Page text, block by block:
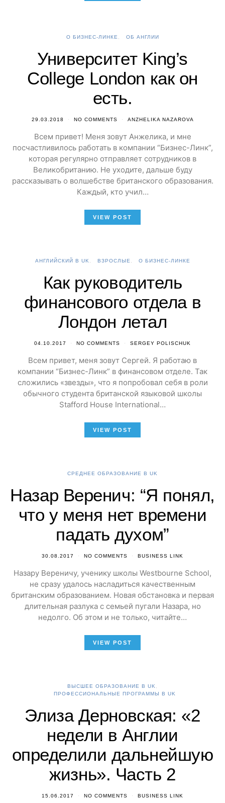
О БИЗНЕС-ЛИНКЕ ОБ АНГЛИИ
Университет King’s
College London как он
есть.
29.03.2018 NO COMMENTS ANZHELIKA NAZAROVA
Всем привет! Меня зовут Анжелика, и мне
посчастливилось работать в компании “Бизнес-Линк”,
которая регулярно отправляет сотрудников в
Великобританию. Не уходите, дальше буду
рассказывать о волшебстве британского образования.
Каждый, кто учил…
VIEW POST
АНГЛИЙСКИЙ В UK ВЗРОСЛЫЕ О БИЗНЕС-ЛИНКЕ
Как руководитель
финансового отдела в
Лондон летал
04.10.2017 NO COMMENTS SERGEY POLISCHUK
Всем привет, меня зовут Сергей. Я работаю в
компании “Бизнес-Линк” в финансовом отделе. Так
сложились «звезды», что я попробовал себя в роли
обычного студента британской языковой школы
Stafford House International…
VIEW POST
СРЕДНЕЕ ОБРАЗОВАНИЕ В UK
Назар Веренич: “Я понял,
что у меня нет времени
падать духом”
30.08.2017 NO COMMENTS BUSINESS LINK
Назару Вереничу, ученику школы Westbourne School,
не сразу удалось насладиться качественным
британским образованием. Новая обстановка и первая
длительная разлука с семьей пугали Назара, но
недолго. Об этом и не только, читайте…
VIEW POST
ВЫСШЕЕ ОБРАЗОВАНИЕ В UK
ПРОФЕССИОНАЛЬНЫЕ ПРОГРАММЫ В UK
Элиза Дерновская: «2
недели в Англии
определили дальнейшую
жизнь». Часть 2
15.06.2017 NO COMMENTS BUSINESS LINK